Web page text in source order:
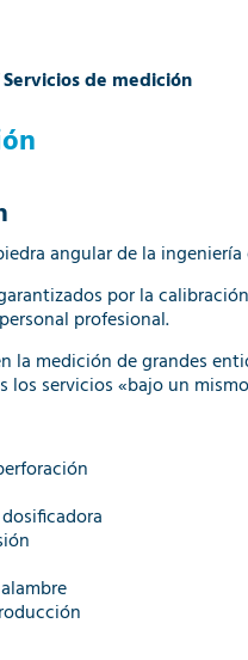
Servicios de medición
angular de la
por la
profesional.
la medición de grandes
los servicios «bajo un